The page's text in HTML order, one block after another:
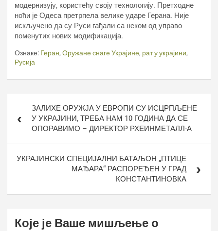
модернизују, користећу своју технологију. Претходне
ноћи је Одеса претрпела велике ударе Герана. Није
искључено да су Руси гађали са неком од управо
поменутих нових модификација.
Ознаке: Геран, Оружане снаге Украјине, рат у украјини,
Русија
чланкаЗАЛИХЕ ОРУЖЈА У ЕВРОПИ СУ ИСЦРПЉЕНЕ
У УКРАЈИНИ, ТРЕБА НАМ 10 ГОДИНА ДА СЕ
ОПОРАВИМО – ДИРЕКТОР РХЕИНМЕТАЛЛ-А
УКРАЈИНСКИ СПЕЦИЈАЛНИ БАТАЉОН „ПТИЦЕ
МАЂАРА“ РАСПОРЕЂЕН У ГРАД
КОНСТАНТИНОВКА
Које је Ваше мишљење о